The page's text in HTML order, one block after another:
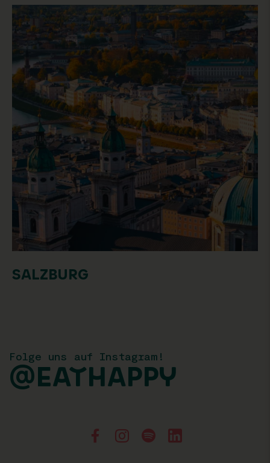
SALZBURG
Folge uns auf Instagram!
@EATHAPPY